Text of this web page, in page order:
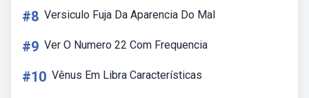
#8 Versiculo Fuja Da Aparencia Do Mal
#9 Ver O Numero 22 Com Frequencia
#10 Vênus Em Libra Características